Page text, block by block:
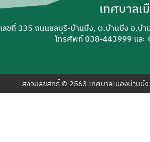
เทศบาลเ
เลขที่ 335 ถนนชลบุรี-บ้านบึง, ต.บ้านบึง อ.บ้
โทรศัพท์038-443999 และ
สงวนลิขสิทธิ์ © 2563 เทศบาลเมืองบ้านบึ